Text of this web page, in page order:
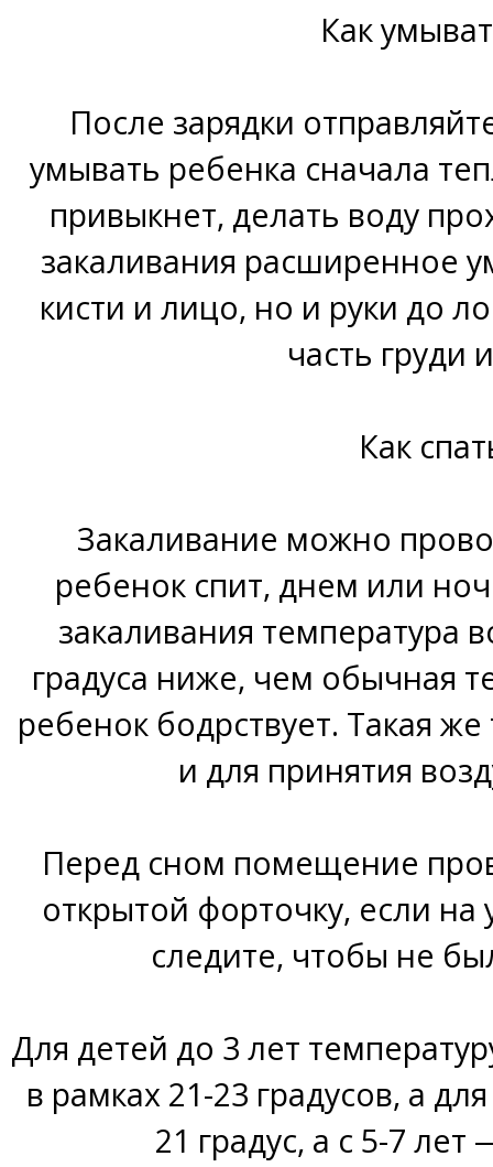
Как
После зарядки
умывать ребенка сначала
привыкнет, делать воду
закаливания расширенное
кисти и лицо, но и руки до
часть груди
Как
Закаливание можно
ребенок спит, днем или
закаливания температура
градуса ниже, чем обычная
ребенок бодрствует. Такая
и для принятия
Перед сном помещение
открытой форточку, если
следите, чтобы не
Для детей до 3 лет
в рамках 21-23 градусов, а
21 градус, а с 5-7 лет